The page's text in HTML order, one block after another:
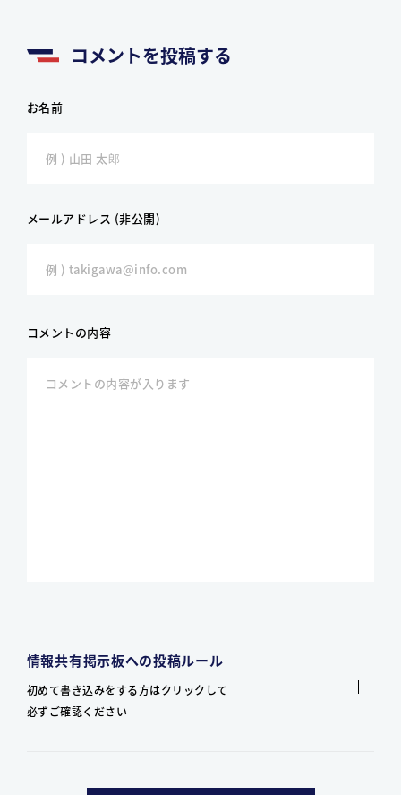
コメントを投稿する
お名前
メールアドレス (非公開)
コメントの内容
情報共有掲示板への投稿ルール
初めて書き込みをする方はクリックして
必ずご確認ください